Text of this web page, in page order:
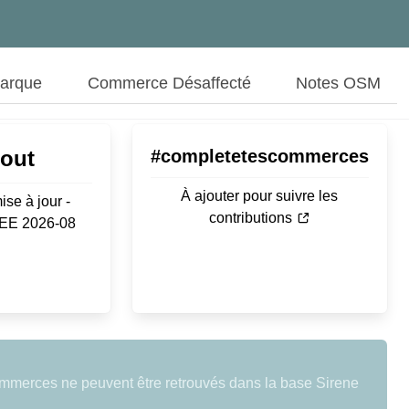
Commerce Désaffecté Notes OSM
à jour -
2026-08
#completetescommerces
À ajouter pour suivre les
contributions
ne peuvent être retrouvés dans la base Sirene